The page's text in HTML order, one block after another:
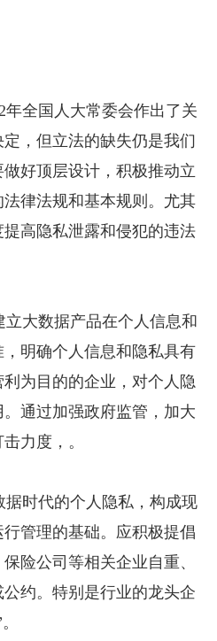
全国人大常委会作出了关
，但立法的缺失仍是我们
好顶层设计，积极推动立
律法规和基本规则。尤其
高隐私泄露和侵犯的违法
大数据产品在个人信息和
明确个人信息和隐私具有
为目的的企业，对个人隐
通过加强政府监管，加大
力度，。
时代的个人隐私，构成现
管理的基础。应积极提倡
险公司等相关企业自重、
约。特别是行业的龙头企